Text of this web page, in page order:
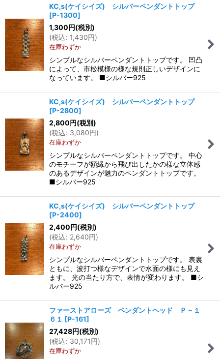
KC,s(ケイシイズ) シルバーペンダントトップ
[P-1300]
1,300円(税別)
(税込: 1,430円)
在庫わずか
シンプルなシルバーペンダントトップです。 凹凸
によって、市松模様の様な規則正しいデザインに
なっています。 ■シルバー925
KC,s(ケイシイズ) シルバーペンダントトップ
[P-2800]
2,800円(税別)
(税込: 3,080円)
在庫わずか
シンプルなシルバーペンダントトップです。 中心
のモチーフが額縁から飛び出したかの様な立体感
のあるデザインが魅力のペンダントトップです。
■シルバー925
KC,s(ケイシイズ) シルバーペンダントトップ
[P-2400]
2,400円(税別)
(税込: 2,640円)
在庫わずか
シンプルなシルバーペンダントトップです。 表裏
ともに、波打つ様なデザインで水面の様にも見え
ます。 光の当たり方で、表情が変わります。 ■シ
ルバー925
ファーストアローズ ペンダントヘッド Ｐ－１
６１ [P-161]
27,428円(税別)
(税込: 30,171円)
在庫わずか